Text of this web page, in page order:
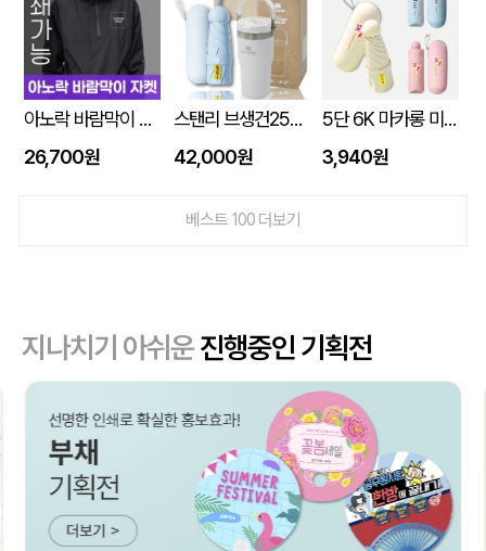
아노락 바람막이 자켓 주문제작 전사인쇄
26,700원
스탠리 브생건250호(스탠리 아이스플로우 플립591ml+5단 6K UV암막양우산 파우치포함)
42,000원
5단 6K 마카롱 미니 UV 양우산
3,940원
베스트 100 더보기
지나치기 아쉬운진행중인 기획전